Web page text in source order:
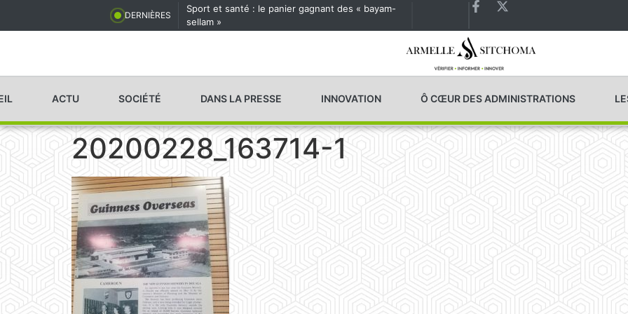
DERNIÈRES
Sport et santé : le panier gagnant des « bayam-
sellam »
Les États généraux de la Santé en préparation
ACTU SOCIÉTÉ DANS LA PRESSE INNOVATION Ô CŒUR DES ADMINISTRATIONS
20200228_163714-1